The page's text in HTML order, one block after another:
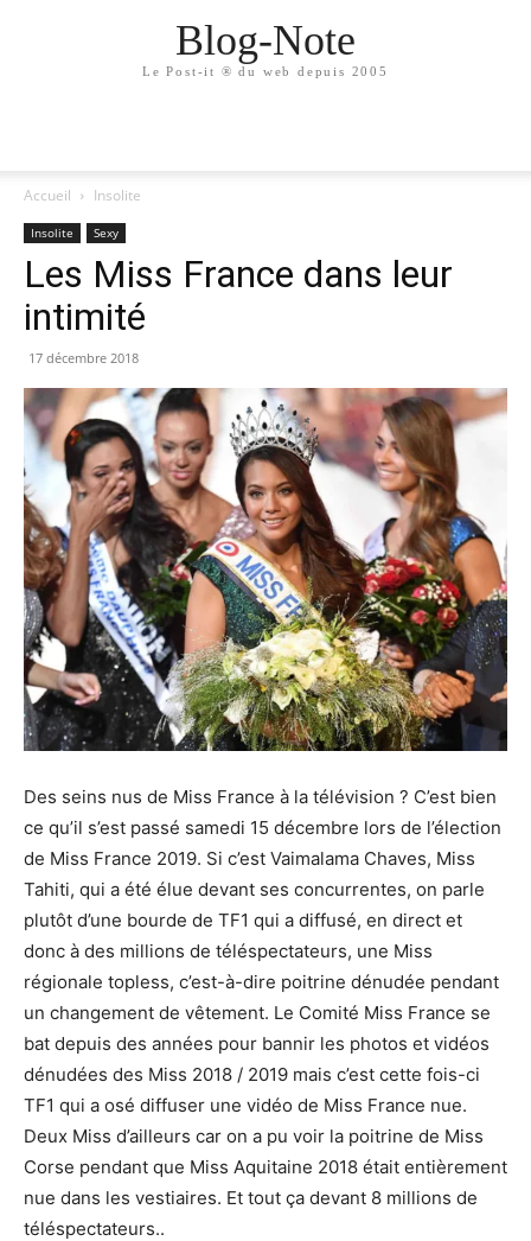
Blog-Note
Le Post-it ® du web depuis 2005
Accueil Insolite
Insolite Sexy
Les Miss France dans leur
intimité
17 décembre 2018
Des seins nus de Miss France à la télévision ? C’est bien
ce qu’il s’est passé samedi 15 décembre lors de l’élection
de Miss France 2019. Si c’est Vaimalama Chaves, Miss
Tahiti, qui a été élue devant ses concurrentes, on parle
plutôt d’une bourde de TF1 qui a diffusé, en direct et
donc à des millions de téléspectateurs, une Miss
régionale topless, c’est-à-dire poitrine dénudée pendant
un changement de vêtement. Le Comité Miss France se
bat depuis des années pour bannir les photos et vidéos
dénudées des Miss 2018 / 2019 mais c’est cette fois-ci
TF1 qui a osé diffuser une vidéo de Miss France nue.
Deux Miss d’ailleurs car on a pu voir la poitrine de Miss
Corse pendant que Miss Aquitaine 2018 était entièrement
nue dans les vestiaires. Et tout ça devant 8 millions de
téléspectateurs..